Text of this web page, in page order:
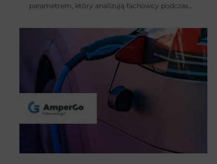
parametrem, który analizują fachowcy podczas
Jak wybrać model, który pod tym kątem będzie
najlepiej odpowiadał naszym potrzebom?